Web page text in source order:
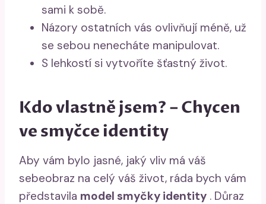
sami k sobě.
Názory ostatních vás ovlivňují méně, už
se sebou nenecháte manipulovat.
S lehkostí si vytvoříte šťastný život.
Kdo vlastně jsem? – Chycen
ve smyčce identity
Aby vám bylo jasné, jaký vliv má váš
sebeobraz na celý váš život, ráda bych vám
představila model smyčky identity . Důraz